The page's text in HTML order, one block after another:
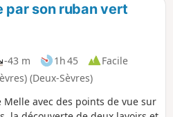
par son ruban vert
-43 m 1h 45
Facile
(Deux-Sèvres)
avec des points de vue sur